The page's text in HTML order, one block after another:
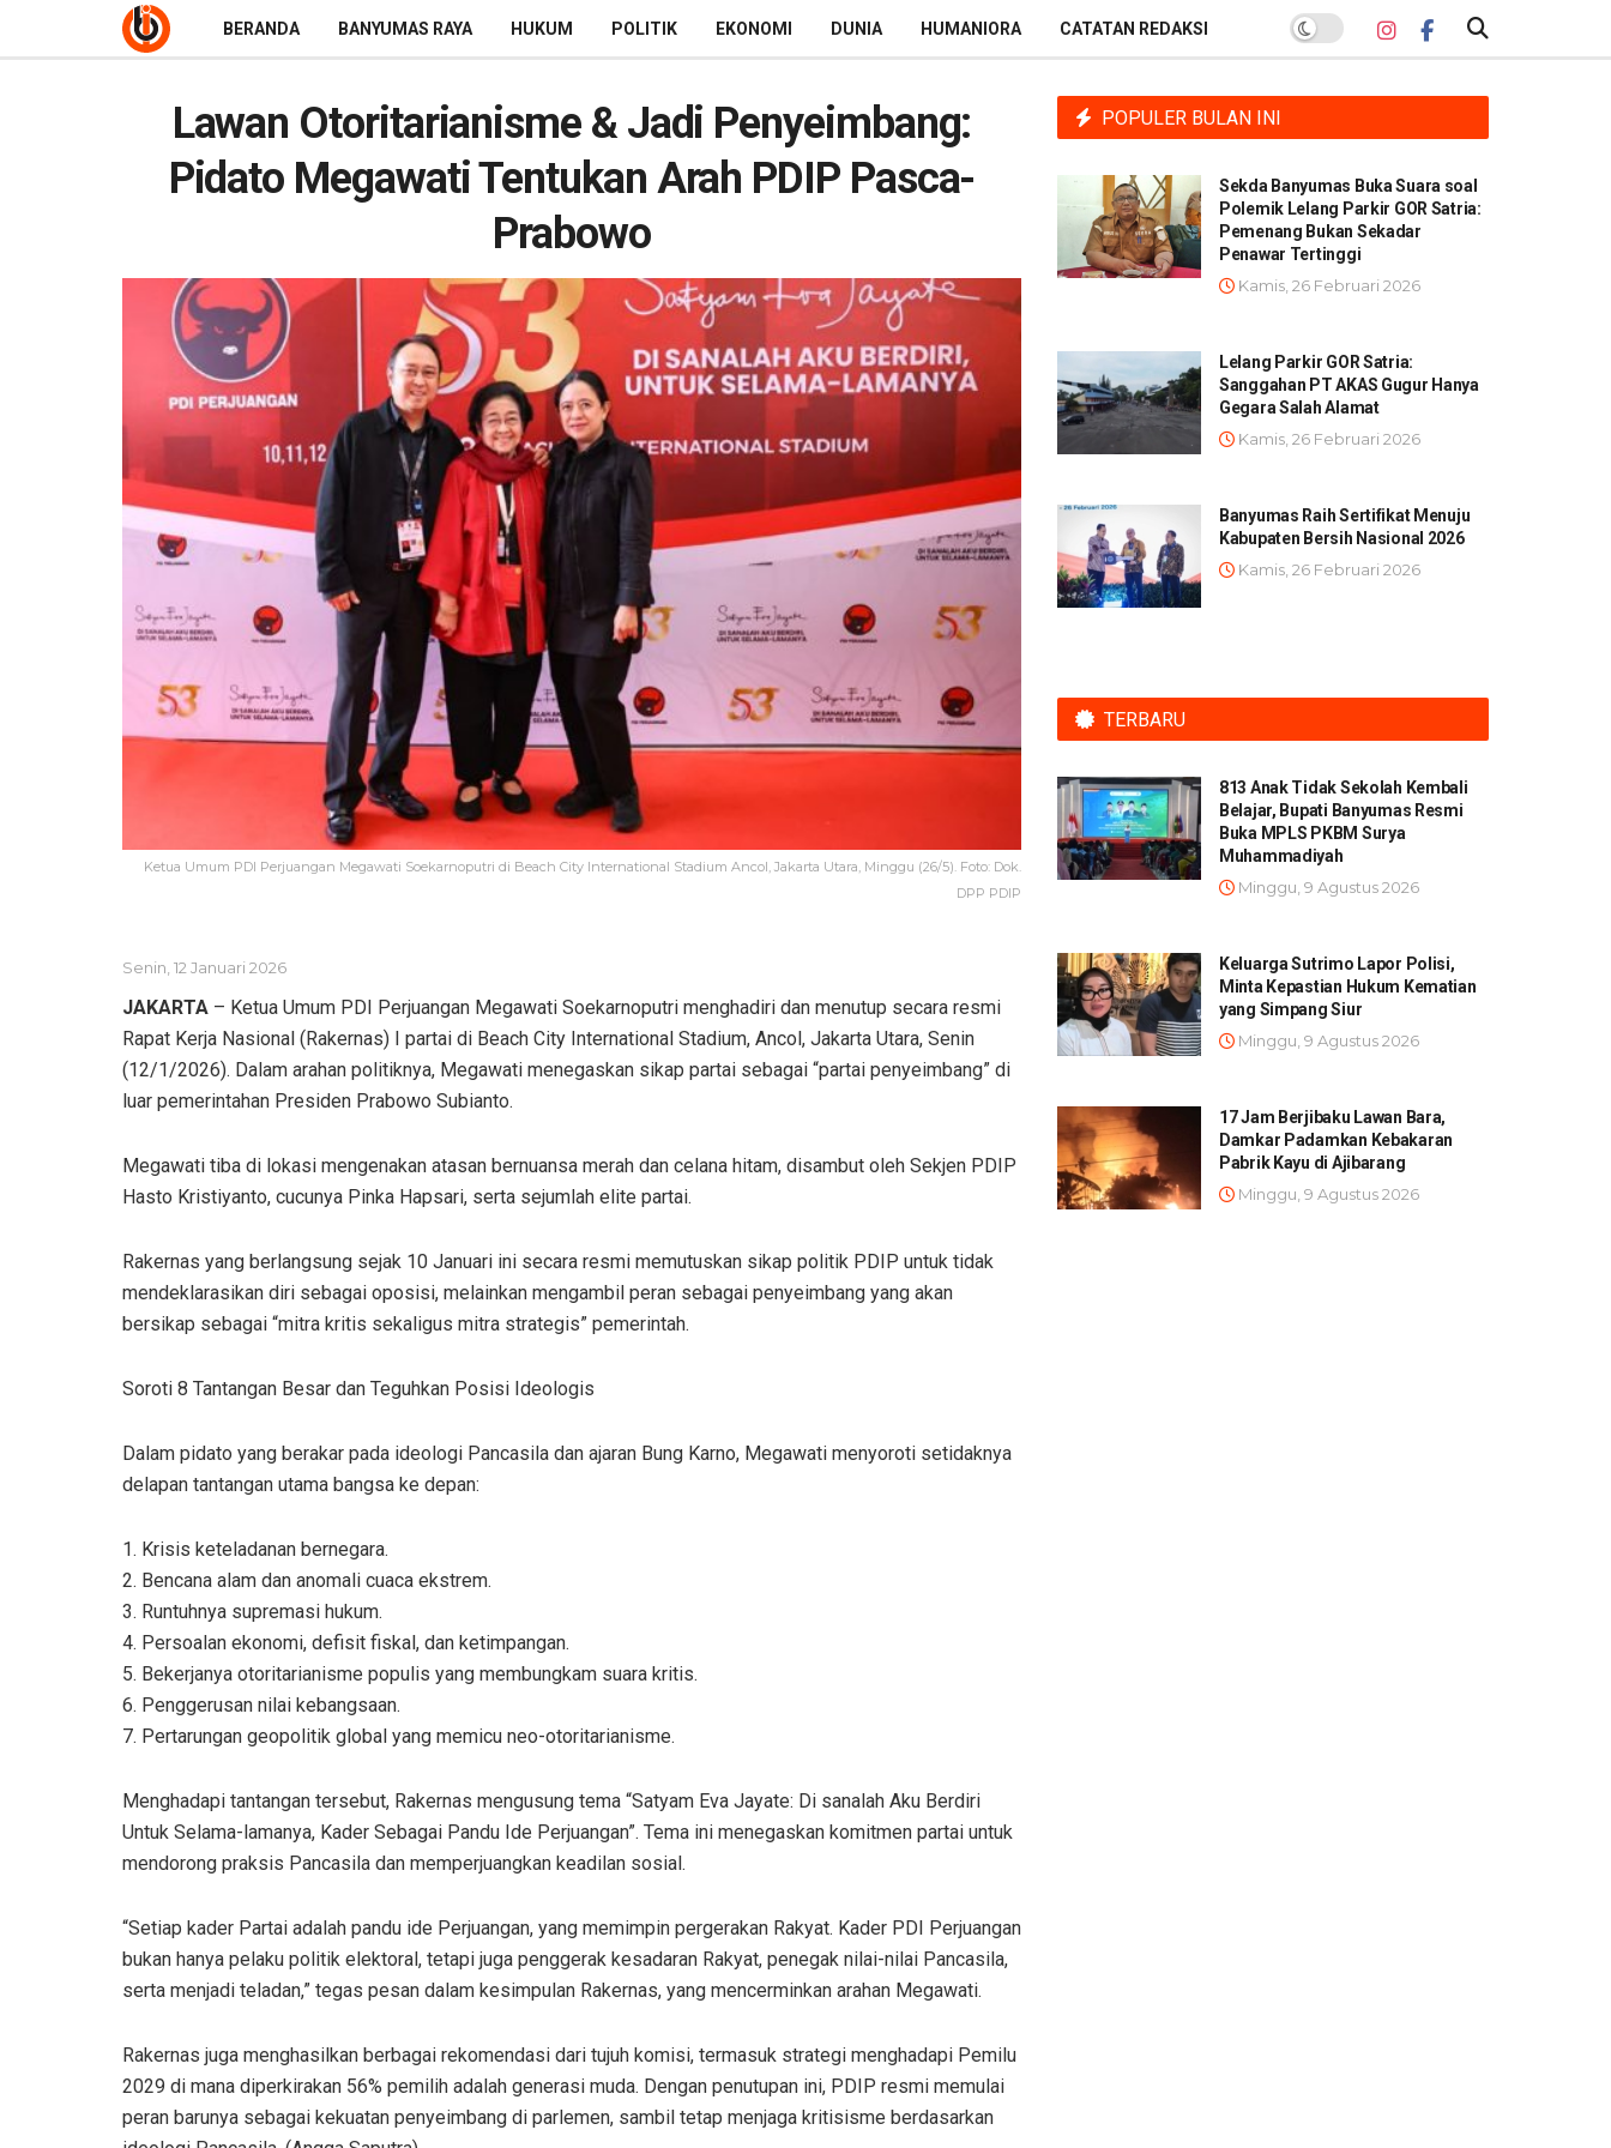
BERANDA BANYUMAS RAYA HUKUM POLITIK EKONOMI DUNIA HUMANIORA CATATAN REDAKSI
Lawan Otoritarianisme & Jadi Penyeimbang:
Pidato Megawati Tentukan Arah PDIP Pasca-
Prabowo
Ketua Umum PDI Perjuangan Megawati Soekarnoputri di Beach City International Stadium Ancol, Jakarta Utara, Minggu (26/5). Foto: Dok.
DPP PDIP
Senin, 12 Januari 2026
JAKARTA – Ketua Umum PDI Perjuangan Megawati Soekarnoputri menghadiri dan menutup secara resmi
Rapat Kerja Nasional (Rakernas) I partai di Beach City International Stadium, Ancol, Jakarta Utara, Senin
(12/1/2026). Dalam arahan politiknya, Megawati menegaskan sikap partai sebagai “partai penyeimbang” di
luar pemerintahan Presiden Prabowo Subianto.
Megawati tiba di lokasi mengenakan atasan bernuansa merah dan celana hitam, disambut oleh Sekjen PDIP
Hasto Kristiyanto, cucunya Pinka Hapsari, serta sejumlah elite partai.
Rakernas yang berlangsung sejak 10 Januari ini secara resmi memutuskan sikap politik PDIP untuk tidak
mendeklarasikan diri sebagai oposisi, melainkan mengambil peran sebagai penyeimbang yang akan
bersikap sebagai “mitra kritis sekaligus mitra strategis” pemerintah.
Soroti 8 Tantangan Besar dan Teguhkan Posisi Ideologis
Dalam pidato yang berakar pada ideologi Pancasila dan ajaran Bung Karno, Megawati menyoroti setidaknya
delapan tantangan utama bangsa ke depan:
1. Krisis keteladanan bernegara.
2. Bencana alam dan anomali cuaca ekstrem.
3. Runtuhnya supremasi hukum.
4. Persoalan ekonomi, defisit fiskal, dan ketimpangan.
5. Bekerjanya otoritarianisme populis yang membungkam suara kritis.
6. Penggerusan nilai kebangsaan.
7. Pertarungan geopolitik global yang memicu neo-otoritarianisme.
Menghadapi tantangan tersebut, Rakernas mengusung tema “Satyam Eva Jayate: Di sanalah Aku Berdiri
Untuk Selama-lamanya, Kader Sebagai Pandu Ide Perjuangan”. Tema ini menegaskan komitmen partai untuk
mendorong praksis Pancasila dan memperjuangkan keadilan sosial.
“Setiap kader Partai adalah pandu ide Perjuangan, yang memimpin pergerakan Rakyat. Kader PDI Perjuangan
bukan hanya pelaku politik elektoral, tetapi juga penggerak kesadaran Rakyat, penegak nilai-nilai Pancasila,
serta menjadi teladan,” tegas pesan dalam kesimpulan Rakernas, yang mencerminkan arahan Megawati.
Rakernas juga menghasilkan berbagai rekomendasi dari tujuh komisi, termasuk strategi menghadapi Pemilu
2029 di mana diperkirakan 56% pemilih adalah generasi muda. Dengan penutupan ini, PDIP resmi memulai
peran barunya sebagai kekuatan penyeimbang di parlemen, sambil tetap menjaga kritisisme berdasarkan
POPULER BULAN INI
Sekda Banyumas Buka Suara soal
Polemik Lelang Parkir GOR Satria:
Pemenang Bukan Sekadar
Penawar Tertinggi
Kamis, 26 Februari 2026
Lelang Parkir GOR Satria:
Sanggahan PT AKAS Gugur Hanya
Gegara Salah Alamat
Kamis, 26 Februari 2026
Banyumas Raih Sertifikat Menuju
Kabupaten Bersih Nasional 2026
Kamis, 26 Februari 2026
TERBARU
813 Anak Tidak Sekolah Kembali
Belajar, Bupati Banyumas Resmi
Buka MPLS PKBM Surya
Muhammadiyah
Minggu, 9 Agustus 2026
Keluarga Sutrimo Lapor Polisi,
Minta Kepastian Hukum Kematian
yang Simpang Siur
Minggu, 9 Agustus 2026
17 Jam Berjibaku Lawan Bara,
Damkar Padamkan Kebakaran
Pabrik Kayu di Ajibarang
Minggu, 9 Agustus 2026